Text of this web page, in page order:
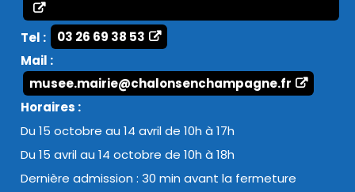
Tel :
03 26 69 38 53
Mail :
musee.mairie@chalonsenchampagne.fr
Horaires :
Du 15 octobre au 14 avril de 10h à 17h
Du 15 avril au 14 octobre de 10h à 18h
Dernière admission : 30 min avant la fermeture